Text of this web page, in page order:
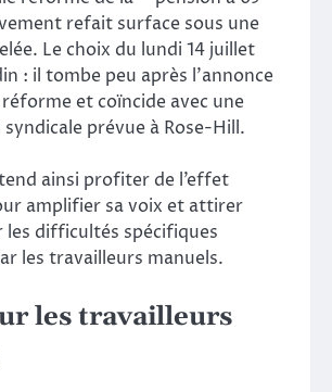
refait surface sous une
Le choix du lundi 14 juillet
: il tombe peu après l’annonce
et coïncide avec une
prévue à Rose-Hill.
ainsi profiter de l’effet
amplifier sa voix et attirer
les difficultés spécifiques
les travailleurs manuels.
les travailleurs